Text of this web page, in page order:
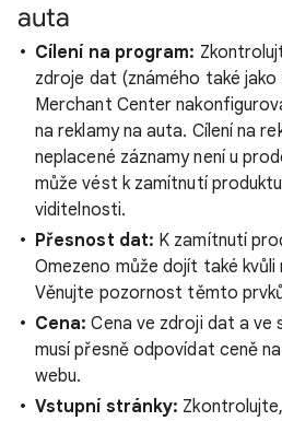
auta
Cílení na program:
zdroje dat (známého také jako
Merchant Center
na reklamy na auta. Cílení na
neplacené záznamy není u
může vést k zamítnutí
viditelnosti.
Přesnost dat: K zamítnutí
Omezeno může dojít také
Věnujte pozornost těmto
Cena: Cena ve zdroji dat a
musí přesně odpovídat ceně
webu.
Vstupní stránky: